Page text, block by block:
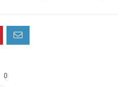
0